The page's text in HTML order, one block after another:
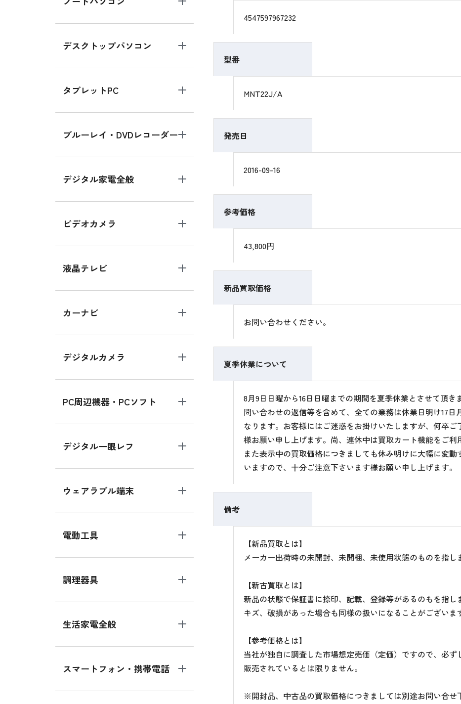
デスクトップパソコン
タブレットPC
ブルーレイ・DVDレコーダー
デジタル家電全般
ビデオカメラ
液晶テレビ
カーナビ
デジタルカメラ
PC周辺機器・PCソフト
デジタル一眼レフ
ウェアラブル端末
電動工具
調理器具
生活家電全般
スマートフォン・携帯電話
4547597967232
型番
MNT22J/A
発売日
2016-09-16
参考価格
43,800円
新品買取価格
お問い合わせください。
夏季休業について
8月9日日曜から16日日曜までの期間を夏季休業とさせて頂き
問い合わせの返信等を含めて、全ての業務は休業日明け17日
なります。お客様にはご迷惑をお掛けいたしますが、何卒ご
様お願い申し上げます。尚、連休中は買取カート機能をご利
また表示中の買取価格につきましても休み明けに大幅に変動
いますので、十分ご注意下さいます様お願い申し上げます。
備考
【新品買取とは】
メーカー出荷時の未開封、未開梱、未使用状態のものを指し
【新古買取とは】
新品の状態で保証書に捺印、記載、登録等があるのもを指し
キズ、破損があった場合も同様の扱いになることがございま
【参考価格とは】
当社が独自に調査した市場想定売価（定価）ですので、必ず
販売されているとは限りません。
※開封品、中古品の買取価格につきましては別途お問い合せ